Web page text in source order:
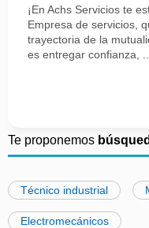
¡En Achs Servicios te
Empresa de servicios,
trayectoria de la
es entregar confianza, ...
Te proponemos
Técnico industrial
Electromecánicos